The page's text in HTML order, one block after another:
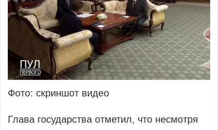
Фото: скриншот видео
Глава государства отметил, что несмотря